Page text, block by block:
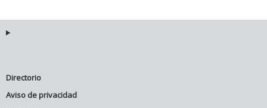
Directorio
Aviso de privacidad